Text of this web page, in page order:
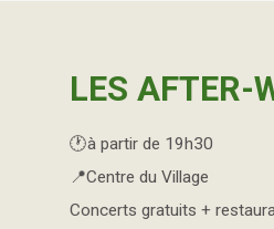
LES AFTER-
🕐​à partir de 19h30
📍Centre du Village
Concerts gratuits +